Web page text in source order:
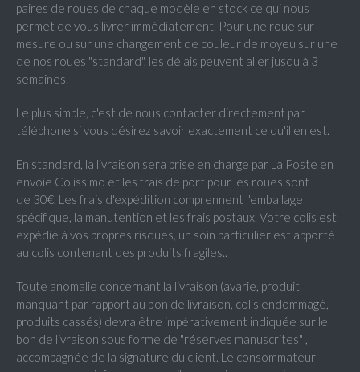
paires de roues de chaque modèle en stock ce qui nous
permet de vous livrer immédiatement. Pour une roue sur-
mesure ou sur une changement de couleur de moyeu sur une
de nos roues "standard", les délais peuvent aller jusqu'à 3
semaines.
Le plus simple, c'est de nous contacter directement par
téléphone si vous désirez savoir exactement ce qu'il en est.
En standard, la livraison sera prise en charge par La Poste en
envoie Colissimo et les frais de port pour les roues sont
de 30€. Les frais d'expédition comprennent l'emballage
spécifique, la manutention et les frais postaux. Votre colis est
expédié à vos propres risques, un soin particulier est apporté
au colis contenant des produits fragiles..
Toute anomalie concernant la livraison (avarie, produit
manquant par rapport au bon de livraison, colis endommagé,
produits cassés) devra être impérativement indiquée sur le
bon de livraison sous forme de "réserves manuscrites" ,
accompagnée de la signature du client. Le consommateur